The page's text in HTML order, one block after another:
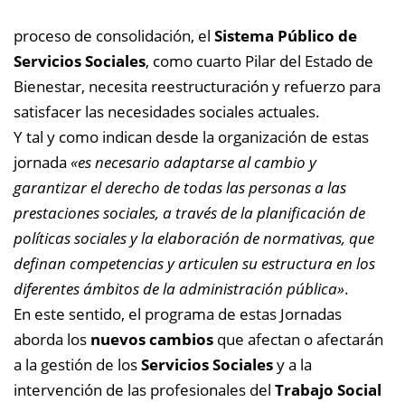
proceso de consolidación, el Sistema Público de
Servicios Sociales, como cuarto Pilar del Estado de
Bienestar, necesita reestructuración y refuerzo para
satisfacer las necesidades sociales actuales.
Y tal y como indican desde la organización de estas
jornada «es necesario adaptarse al cambio y
garantizar el derecho de todas las personas a las
prestaciones sociales, a través de la planificación de
políticas sociales y la elaboración de normativas, que
definan competencias y articulen su estructura en los
diferentes ámbitos de la administración pública».
En este sentido, el programa de estas Jornadas
aborda los nuevos cambios que afectan o afectarán
a la gestión de losServicios Socialesy a la
intervención de las profesionales del Trabajo Social